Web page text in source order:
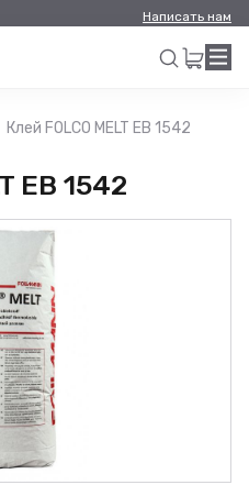
Написать нам
Искать
Клей FOLCO MELT EB 1542
EB 1542